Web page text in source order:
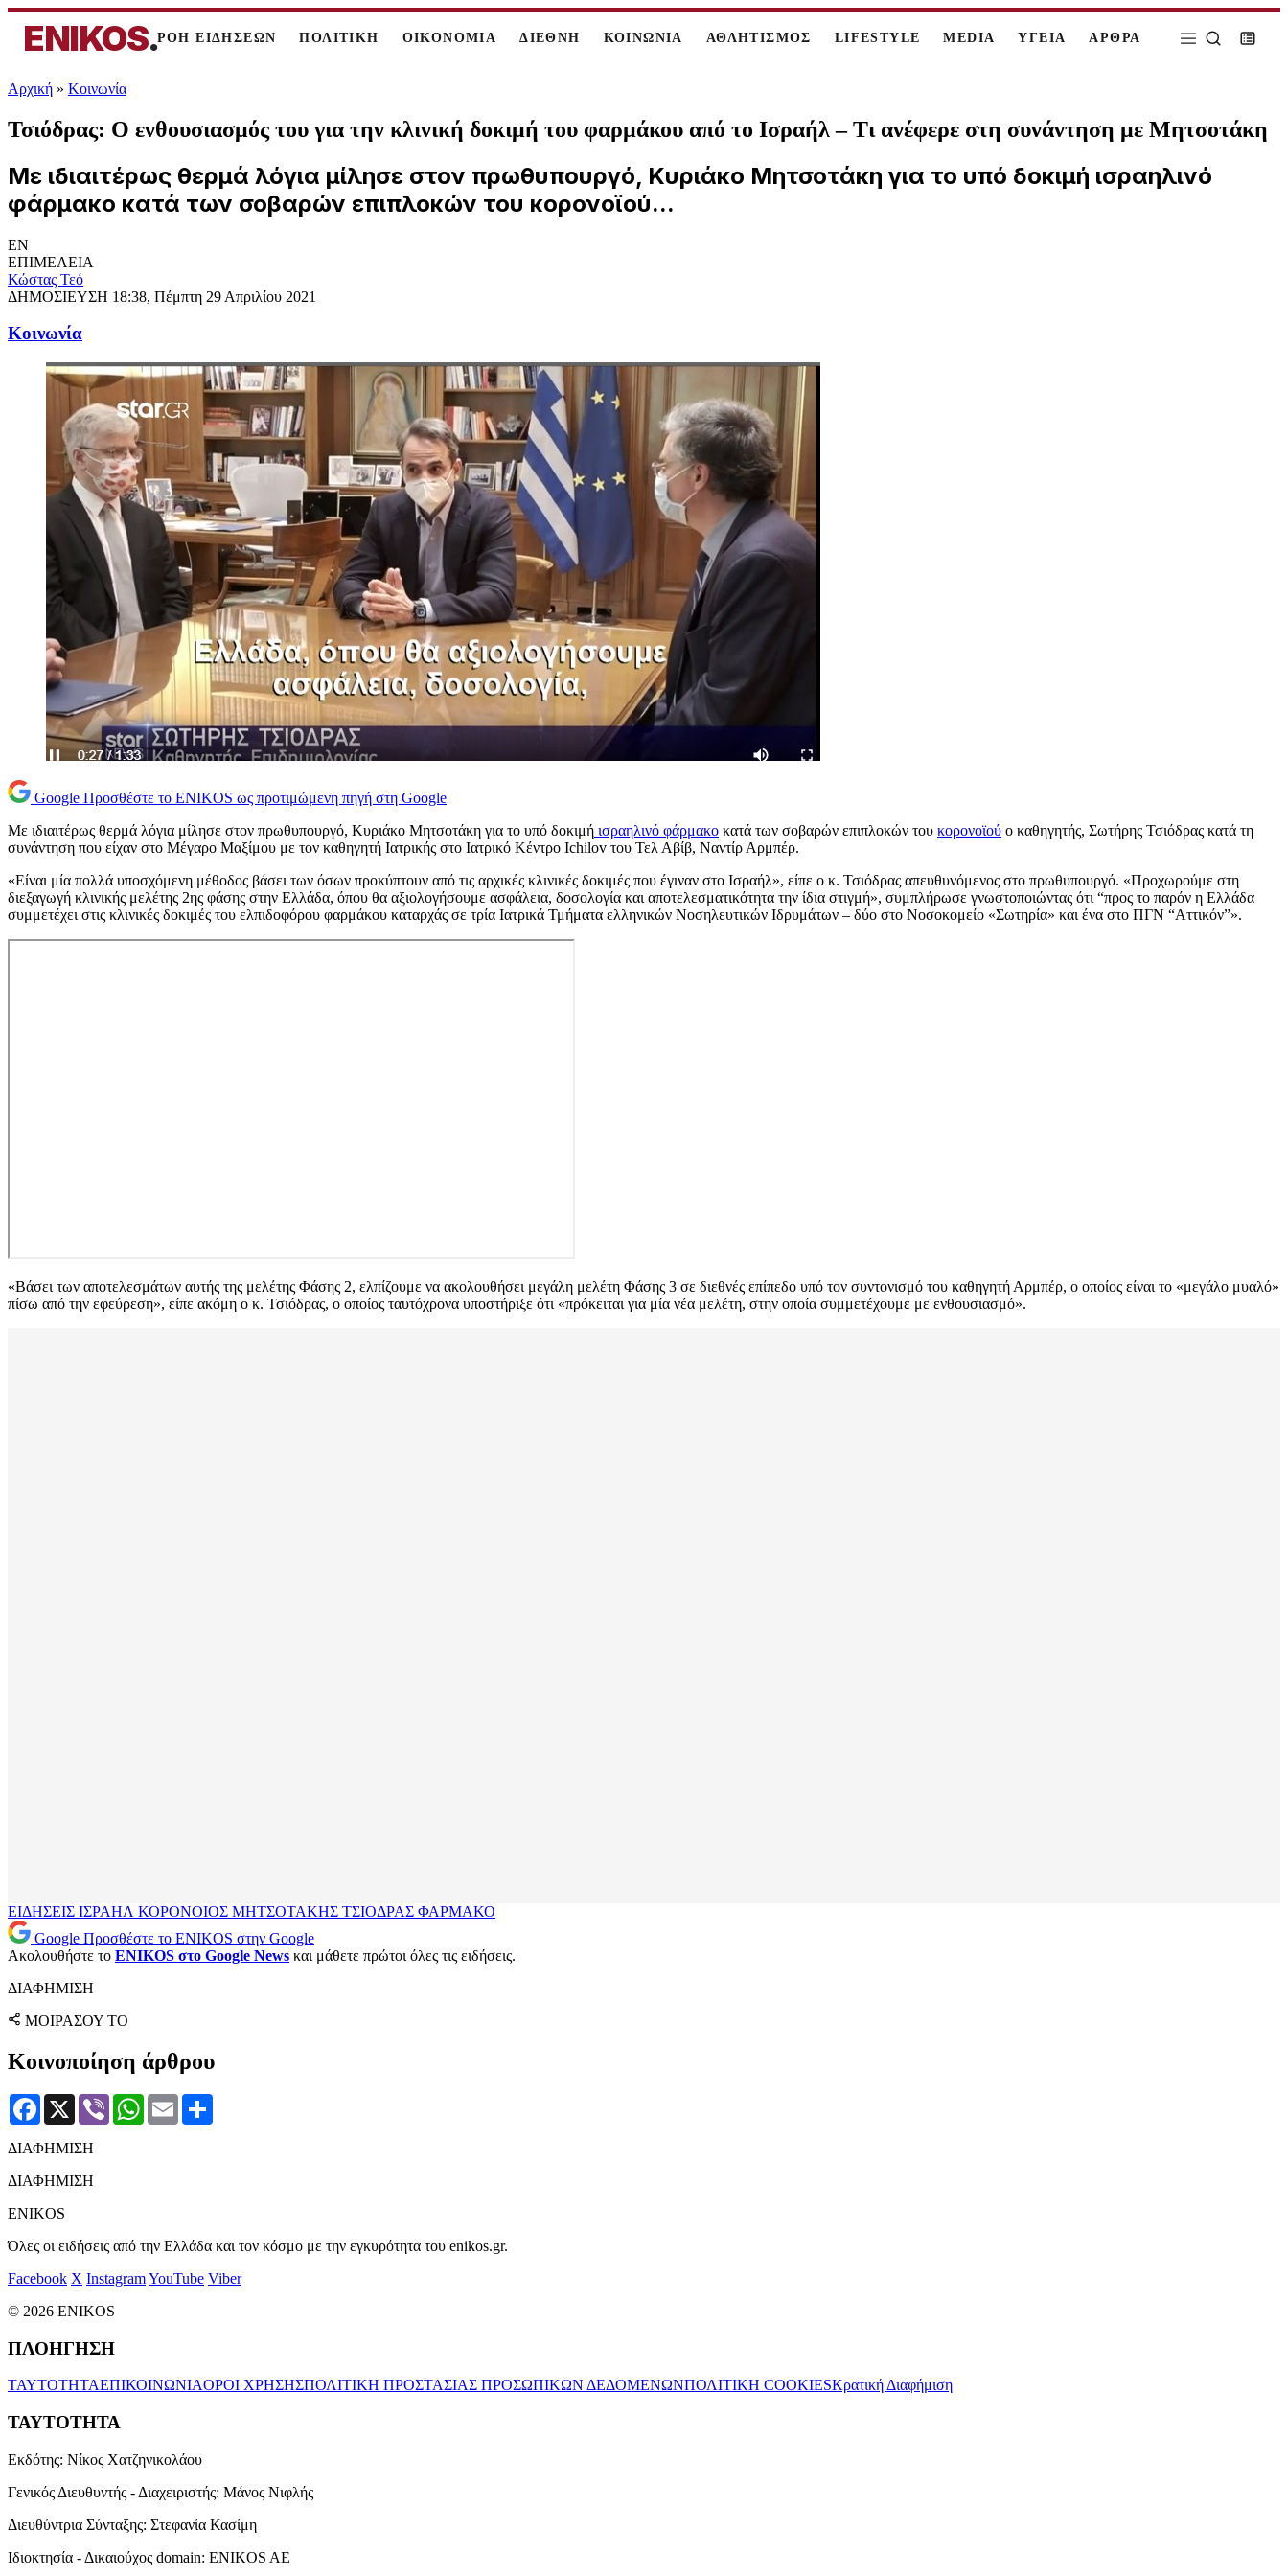
ENIKOS.ΡΟΗ ΕΙΔΗΣΕΩΝ ΠΟΛΙΤΙΚΗ ΟΙΚΟΝΟΜΙΑ ΔΙΕΘΝΗ ΚΟΙΝΩΝΙΑ ΑΘΛΗΤΙΣΜΟΣ LIFESTYLE MEDIA ΥΓΕΙΑ ΑΡΘΡΑ
Αρχική » Κοινωνία
Τσιόδρας: Ο ενθουσιασμός του για την κλινική δοκιμή του φαρμάκου από το Ισραήλ – Τι ανέφερε στη συνάντηση με Μητσοτάκη
Με ιδιαιτέρως θερμά λόγια μίλησε στον πρωθυπουργό, Κυριάκο Μητσοτάκη για το υπό δοκιμή ισραηλινό
φάρμακο κατά των σοβαρών επιπλοκών του κορονοϊού...
EN
ΕΠΙΜΕΛΕΙΑ
Κώστας Τεό
ΔΗΜΟΣΙΕΥΣΗ 18:38, Πέμπτη 29 Απριλίου 2021
Κοινωνία
Google Προσθέστε το ENIKOS ως προτιμώμενη πηγή στη Google
Με ιδιαιτέρως θερμά λόγια μίλησε στον πρωθυπουργό, Κυριάκο Μητσοτάκη για το υπό δοκιμή ισραηλινό φάρμακο κατά των σοβαρών επιπλοκών του κορονοϊού ο καθηγητής, Σωτήρης Τσιόδρας κατά τη
συνάντηση που είχαν στο Μέγαρο Μαξίμου με τον καθηγητή Ιατρικής στο Ιατρικό Κέντρο Ichilov του Τελ Αβίβ, Ναντίρ Αρμπέρ.
«Είναι μία πολλά υποσχόμενη μέθοδος βάσει των όσων προκύπτουν από τις αρχικές κλινικές δοκιμές που έγιναν στο Ισραήλ», είπε ο κ. Τσιόδρας απευθυνόμενος στο πρωθυπουργό. «Προχωρούμε στη
διεξαγωγή κλινικής μελέτης 2ης φάσης στην Ελλάδα, όπου θα αξιολογήσουμε ασφάλεια, δοσολογία και αποτελεσματικότητα την ίδια στιγμή», συμπλήρωσε γνωστοποιώντας ότι “προς το παρόν η Ελλάδα
συμμετέχει στις κλινικές δοκιμές του ελπιδοφόρου φαρμάκου καταρχάς σε τρία Ιατρικά Τμήματα ελληνικών Νοσηλευτικών Ιδρυμάτων – δύο στο Νοσοκομείο «Σωτηρία» και ένα στο ΠΓΝ “Αττικόν”».
«Βάσει των αποτελεσμάτων αυτής της μελέτης Φάσης 2, ελπίζουμε να ακολουθήσει μεγάλη μελέτη Φάσης 3 σε διεθνές επίπεδο υπό τον συντονισμό του καθηγητή Αρμπέρ, ο οποίος είναι το «μεγάλο μυαλό»
πίσω από την εφεύρεση», είπε ακόμη ο κ. Τσιόδρας, ο οποίος ταυτόχρονα υποστήριξε ότι «πρόκειται για μία νέα μελέτη, στην οποία συμμετέχουμε με ενθουσιασμό».
ΕΙΔΗΣΕΙΣ ΙΣΡΑΗΛ ΚΟΡΟΝΟΙΟΣ ΜΗΤΣΟΤΑΚΗΣ ΤΣΙΟΔΡΑΣ ΦΑΡΜΑΚΟ
Google Προσθέστε το ENIKOS στην Google
Ακολουθήστε το ENIKOS στο Google News και μάθετε πρώτοι όλες τις ειδήσεις.
ΔΙΑΦΗΜΙΣΗ
ΜΟΙΡΑΣΟΥ ΤΟ
Κοινοποίηση άρθρου
Facebook
X Viber WhatsApp
Email
ΔΙΑΦΗΜΙΣΗ
ΔΙΑΦΗΜΙΣΗ
ENIKOS
Όλες οι ειδήσεις από την Ελλάδα και τον κόσμο με την εγκυρότητα του enikos.gr.
Facebook X InstagramYouTube Viber
© 2026 ENIKOS
ΠΛΟΗΓΗΣΗ
ΤΑΥΤΟΤΗΤΑΕΠΙΚΟΙΝΩΝΙΑΟΡΟΙ ΧΡΗΣΗΣΠΟΛΙΤΙΚΗ ΠΡΟΣΤΑΣΙΑΣ ΠΡΟΣΩΠΙΚΩΝ ΔΕΔΟΜΕΝΩΝΠΟΛΙΤΙΚΗ COOKIESΚρατική Διαφήμιση
ΤΑΥΤΟΤΗΤΑ
Εκδότης: Νίκος Χατζηνικολάου
Γενικός Διευθυντής - Διαχειριστής: Μάνος Νιφλής
Διευθύντρια Σύνταξης: Στεφανία Κασίμη
Ιδιοκτησία - Δικαιούχος domain: ENIKOS AE